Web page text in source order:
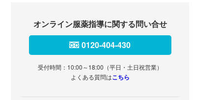
オンライン服薬指導に関する問い合せ
0120-404-430
受付時間：10:00～18:00（平日・土日祝営業）
よくある質問はこちら